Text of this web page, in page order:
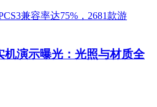
机演示曝光：光照与材质全